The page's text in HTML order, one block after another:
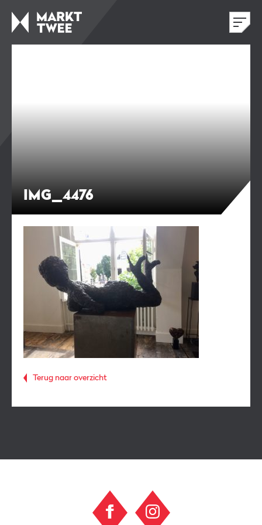
IMG_4476
Terug naar overzicht